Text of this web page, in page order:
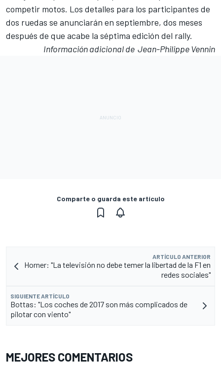
competir motos. Los detalles para los participantes de
dos ruedas se anunciarán en septiembre, dos meses
después de que acabe la séptima edición del rally.
Información adicional de Jean-Philippe Vennin
Comparte o guarda este artículo
ARTÍCULO ANTERIOR
Horner: "La televisión no debe temer la libertad de la F1 en
redes sociales"
SIGUIENTE ARTÍCULO
Bottas: "Los coches de 2017 son más complicados de
pilotar con viento"
MEJORES COMENTARIOS